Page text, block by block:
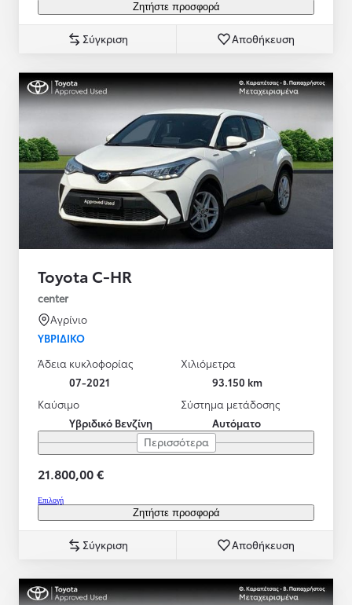
Ζητήστε προσφορά
Σύγκριση Αποθήκευση
Toyota C-HR
center
Αγρίνιο
ΥΒΡΙΔΙΚΌ
Άδεια κυκλοφορίας
07-2021
Χιλιόμετρα
93.150 km
Καύσιμο
Υβριδικό Βενζίνη
Σύστημα μετάδοσης
Αυτόματο
Περισσότερα
21.800,00 €
Επιλογή
Ζητήστε προσφορά
Σύγκριση Αποθήκευση